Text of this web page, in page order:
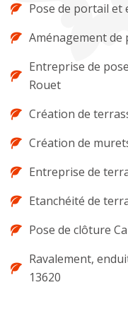
Pose de portail et
Aménagement de
Entreprise de
Rouet
Création de
Création de
Entreprise de
Etanchéité de
Pose de clôture
Ravalement,
13620